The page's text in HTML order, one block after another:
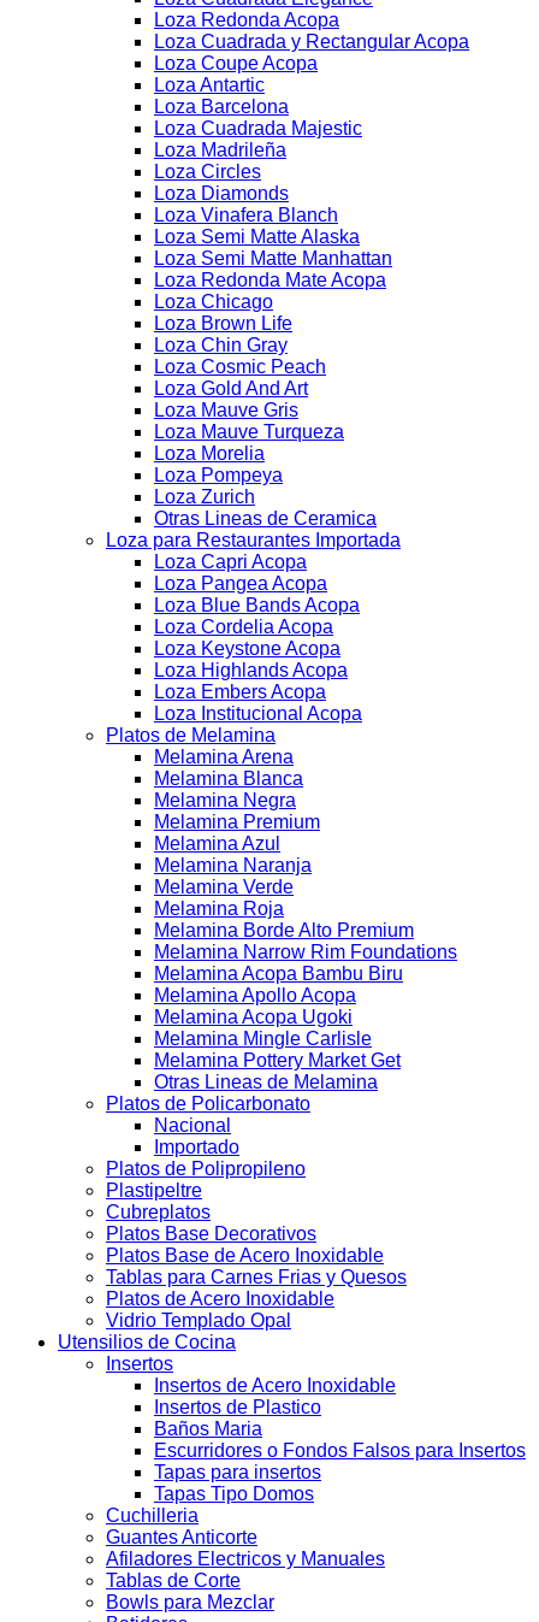
Loza Redonda Acopa
Loza Cuadrada y Rectangular Acopa
Loza Coupe Acopa
Loza Antartic
Loza Barcelona
Loza Cuadrada Majestic
Loza Madrileña
Loza Circles
Loza Diamonds
Loza Vinafera Blanch
Loza Semi Matte Alaska
Loza Semi Matte Manhattan
Loza Redonda Mate Acopa
Loza Chicago
Loza Brown Life
Loza Chin Gray
Loza Cosmic Peach
Loza Gold And Art
Loza Mauve Gris
Loza Mauve Turqueza
Loza Morelia
Loza Pompeya
Loza Zurich
Otras Lineas de Ceramica
Loza para Restaurantes Importada
Loza Capri Acopa
Loza Pangea Acopa
Loza Blue Bands Acopa
Loza Cordelia Acopa
Loza Keystone Acopa
Loza Highlands Acopa
Loza Embers Acopa
Loza Institucional Acopa
Platos de Melamina
Melamina Arena
Melamina Blanca
Melamina Negra
Melamina Premium
Melamina Azul
Melamina Naranja
Melamina Verde
Melamina Roja
Melamina Borde Alto Premium
Melamina Narrow Rim Foundations
Melamina Acopa Bambu Biru
Melamina Apollo Acopa
Melamina Acopa Ugoki
Melamina Mingle Carlisle
Melamina Pottery Market Get
Otras Lineas de Melamina
Platos de Policarbonato
Nacional
Importado
Platos de Polipropileno
Plastipeltre
Cubreplatos
Platos Base Decorativos
Platos Base de Acero Inoxidable
Tablas para Carnes Frias y Quesos
Platos de Acero Inoxidable
Vidrio Templado Opal
Utensilios de Cocina
Insertos
Insertos de Acero Inoxidable
Insertos de Plastico
Baños Maria
Escurridores o Fondos Falsos para Insertos
Tapas para insertos
Tapas Tipo Domos
Cuchilleria
Guantes Anticorte
Afiladores Electricos y Manuales
Tablas de Corte
Bowls para Mezclar